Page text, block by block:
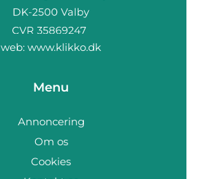
web: www.klikko.dk
Menu
Annoncering
Om os
Cookies